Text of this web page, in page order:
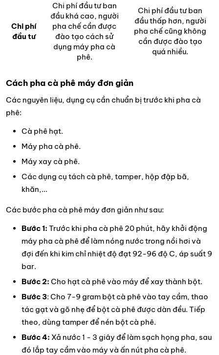
Chi phí
đầu tư
Chi phí đầu tư ban
đầu khá cao, người
pha chế cần được
đào tạo cách sử
dụng máy pha cà
phê.
Chi phí đầu tư ban
đầu thấp hơn, người
pha chế cũng không
cần được đào tạo
quá nhiều.
Cách pha cà phê máy đơn giản
Các nguyên liệu, dụng cụ cần chuẩn bị trước khi pha cà
phê:
Cà phê hạt.
Máy pha cà phê.
Máy xay cà phê.
Các dụng cụ tách cà phê, tamper, hộp đập bã,
khăn,...
Các bước pha cà phê máy đơn giản như sau:
Bước 1: Trước khi pha cà phê 20 phút, hãy khởi động
máy pha cà phê để làm nóng nước trong nồi hơi và
đợi đến khi kim chỉ nhiệt độ đạt 92-96 độ C, áp suất 9
bar.
Bước 2: Cho hạt cà phê vào máy để xay thành bột.
Bước 3: Cho 7-9 gram bột cà phê vào tay cầm, thao
tác gạt và gõ nhẹ để bột cà phê được dàn đều. Tiếp
theo, dùng tamper để nén bột cà phê.
Bước 4: Xả nước 1 - 3 giây để làm sạch họng pha, sau
đó lắp tay cầm vào máy và ấn nút pha cà phê.